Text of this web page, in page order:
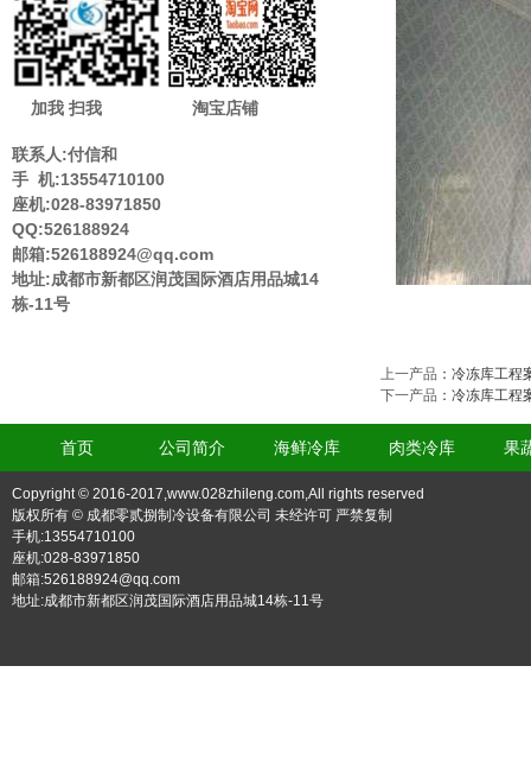
加我 扫我 淘宝店铺
联系人:付信和
手 机:13554710100
座机:028-83971850
QQ:526188924
邮箱:526188924@qq.com
地址:成都市新都区润茂国际酒店用品城14
栋-11号
上一产品 ： 冷冻库工程
下一产品 ： 冷冻库工程
首页 公司简介 海鲜冷库 肉类冷库 果
Copyright © 2016-2017,www.028zhileng.com,All rights reserved
版权所有 © 成都零贰捌制冷设备有限公司 未经许可 严禁复制
手机:13554710100
座机:028-83971850
邮箱:526188924@qq.com
地址:成都市新都区润茂国际酒店用品城14栋-11号